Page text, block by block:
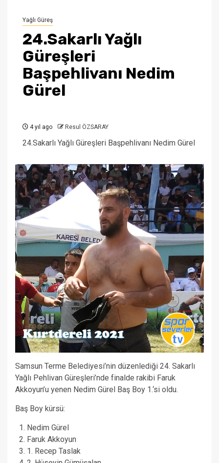
Yağlı Güreş
24.Sakarlı Yağlı
Güreşleri
Başpehlivanı Nedim
Gürel
4 yıl ago Resul ÖZSARAY
24.Sakarlı Yağlı Güreşleri Başpehlivanı Nedim Gürel
Samsun Terme Belediyesi’nin düzenlediği 24. Sakarlı
Yağlı Pehlivan Güreşleri’nde finalde rakibi Faruk
Akkoyun’u yenen Nedim Gürel Baş Boy 1.‘si oldu.
Baş Boy kürsü:
Nedim Gürel
Faruk Akkoyun
1. Recep Taslak